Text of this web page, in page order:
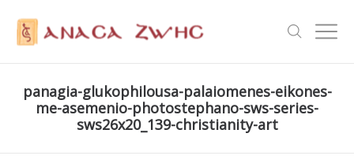
panagia-glukophilousa-palaiomenes-eikones-
me-asemenio-photostephano-sws-series-
sws26x20_139-christianity-art